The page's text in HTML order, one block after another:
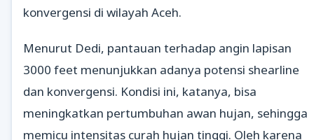
konvergensi di wilayah Aceh.
Menurut Dedi, pantauan terhadap angin lapisan
3000 feet menunjukkan adanya potensi shearline
dan konvergensi. Kondisi ini, katanya, bisa
meningkatkan pertumbuhan awan hujan, sehingga
memicu intensitas curah hujan tinggi. Oleh karena